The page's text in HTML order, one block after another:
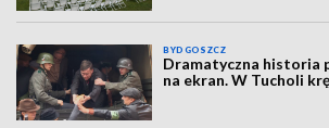
BYDGOSZCZ
Dramatyczna historia
na ekran. W Tucholi